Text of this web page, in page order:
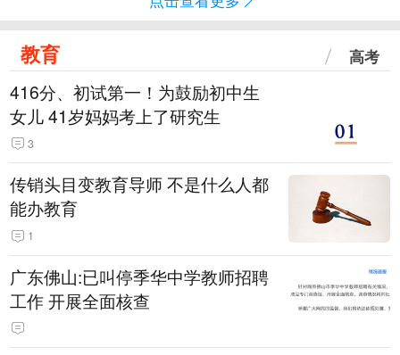
教育 高考
416分、初试第一！为鼓励初中生
女儿 41岁妈妈考上了研究生
3
传销头目变教育导师 不是什么人都
能办教育
1
广东佛山:已叫停季华中学教师招聘
工作 开展全面核查